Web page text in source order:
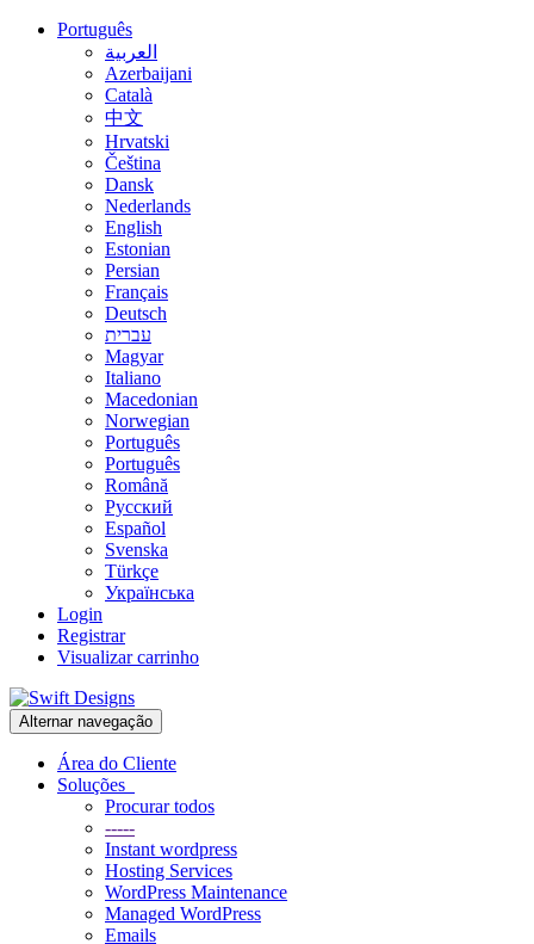
Português
العربية
Azerbaijani
Català
中文
Hrvatski
Čeština
Dansk
Nederlands
English
Estonian
Persian
Français
Deutsch
עברית
Magyar
Italiano
Macedonian
Norwegian
Português
Português
Română
Русский
Español
Svenska
Türkçe
Українська
Login
Registrar
Visualizar carrinho
Alternar navegação
Área do Cliente
Soluções
Procurar todos
-----
Instant wordpress
Hosting Services
WordPress Maintenance
Managed WordPress
Emails